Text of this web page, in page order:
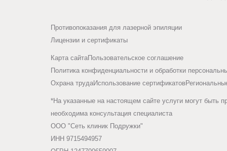
Противопоказания для лазерной эпиляции
Лицензии и сертификаты
Карта сайтаПользовательское соглашение
Политика конфиденциальности и обработки
Охрана трудаИспользование сертификатов
*На указанные на настоящем сайте услуги могут быть
необходима консультация специалиста
ООО "Сеть клиник Подружки"
ИНН 9715494957